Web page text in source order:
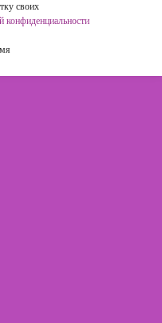
своих
конфиденциальности